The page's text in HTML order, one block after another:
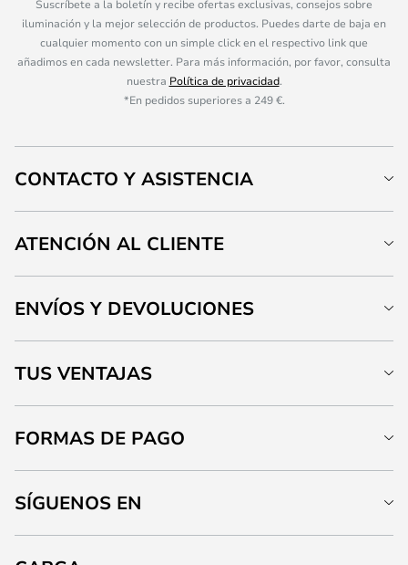
Suscríbete a la boletín y recibe ofertas exclusivas, consejos sobre
iluminación y la mejor selección de productos. Puedes darte de baja en
cualquier momento con un simple click en el respectivo link que
añadimos en cada newsletter. Para más información, por favor, consulta
nuestra Política de privacidad.
*En pedidos superiores a 249 €.
CONTACTO Y ASISTENCIA
ATENCIÓN AL CLIENTE
ENVÍOS Y DEVOLUCIONES
TUS VENTAJAS
FORMAS DE PAGO
SÍGUENOS EN